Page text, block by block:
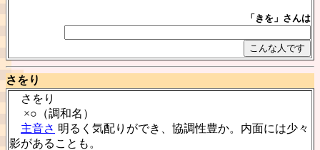
「きを」さんは
さをり
さをり
×○（調和名）
主音さ 明るく気配りができ、協調性豊か。内面には少々
影があることも。